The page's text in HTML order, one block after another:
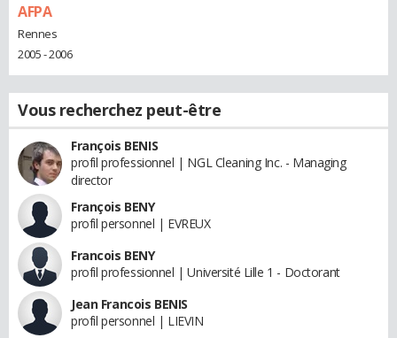
AFPA
Rennes
2005 - 2006
Vous recherchez peut-être
François BENIS
profil professionnel | NGL Cleaning Inc. - Managing
director
François BENY
profil personnel | EVREUX
Francois BENY
profil professionnel | Université Lille 1 - Doctorant
Jean Francois BENIS
profil personnel | LIEVIN